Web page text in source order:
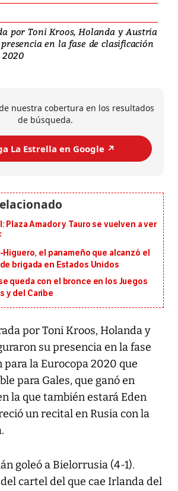
por Toni Kroos, Holanda y Austria
en la fase de clasificación
nuestra cobertura en los resultados
de búsqueda.
La Estrella en Google ↗️
Plaza Amador y Tauro se vuelven a ver
el panameño que alcanzó el
brigada en Estados Unidos
queda con el bronce en los Juegos
y del Caribe
por Toni Kroos, Holanda y
su presencia en la fase
para la Eurocopa 2020 que
para Gales, que ganó en
la que también estará Eden
un recital en Rusia con la
goleó a Bielorrusia (4-1).
cartel del que cae Irlanda del